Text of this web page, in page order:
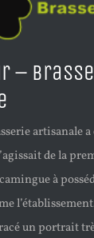
–
artisanale
de la
à
un portrait